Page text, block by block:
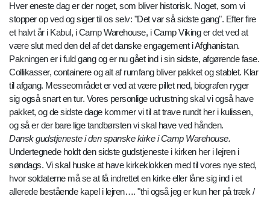
Hver eneste dag er der noget, som bliver historisk. Noget, som vi
stopper op ved og siger til os selv: "Det var så sidste gang". Efter fire
et halvt år i Kabul, i Camp Warehouse, i Camp Viking er det ved at
være slut med den del af det danske engagement i Afghanistan.
Pakningen er i fuld gang og er nu gået ind i sin sidste, afgørende fase.
Collikasser, containere og alt af rumfang bliver pakket og stablet. Klar
til afgang. Messeområdet er ved at være pillet ned, biografen ryger
sig også snart en tur. Vores personlige udrustning skal vi også have
pakket, og de sidste dage kommer vi til at trave rundt her i kulissen,
og så er der bare lige tandbørsten vi skal have ved hånden.
Dansk gudstjeneste i den spanske kirke i Camp Warehouse.
Undertegnede holdt den sidste gudstjeneste i kirken her i lejren i
søndags. Vi skal huske at have kirkeklokken med til vores nye sted,
hvor soldaterne må se at få indrettet en kirke eller låne sig ind i et
allerede bestående kapel i lejren…. "thi også jeg er kun her på træk /